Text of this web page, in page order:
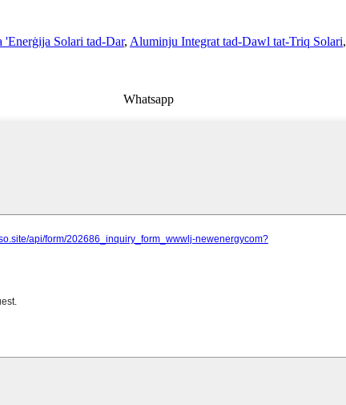
'Enerġija Solari tad-Dar, Aluminju Integrat tad-Dawl tat-Triq Solari,
Whatsapp